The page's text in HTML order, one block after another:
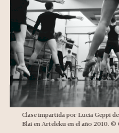
Clase impartida por Lucia Geppi
Blai en Arteleku en el año 2010. ©